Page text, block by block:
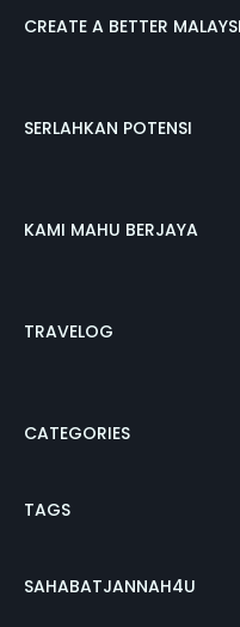
CREATE A BETTER
SERLAHKAN POTENSI
KAMI MAHU BERJAYA
TRAVELOG
CATEGORIES
TAGS
SAHABATJANNAH4U